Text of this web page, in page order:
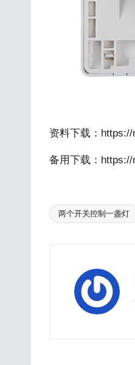
资料下载： https://
备用下载： https://
Tags:
两个开关控制一盏灯